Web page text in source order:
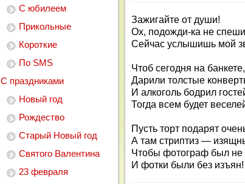
С юбилеем
Прикольные
Короткие
По SMS
С праздниками
Новый год
Рождество
Старый Новый год
Святого Валентина
23 февраля
Зажигайте от души!
Ох, подожди-ка не
Сейчас услышишь мой
Чтоб сегодня на банкете,
Дарили толстые
И алкоголь бодрил
Тогда всем будет
Пусть торт подарят
А там стриптиз —
Чтобы фотограф был не
И фотки были без изъян!